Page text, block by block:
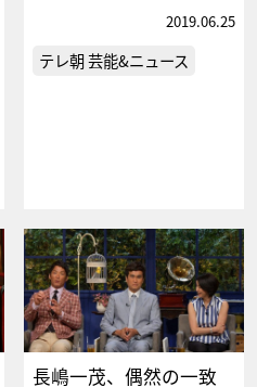
2019.06.25
テレ朝 芸能&ニュース
長嶋一茂、偶然の一致